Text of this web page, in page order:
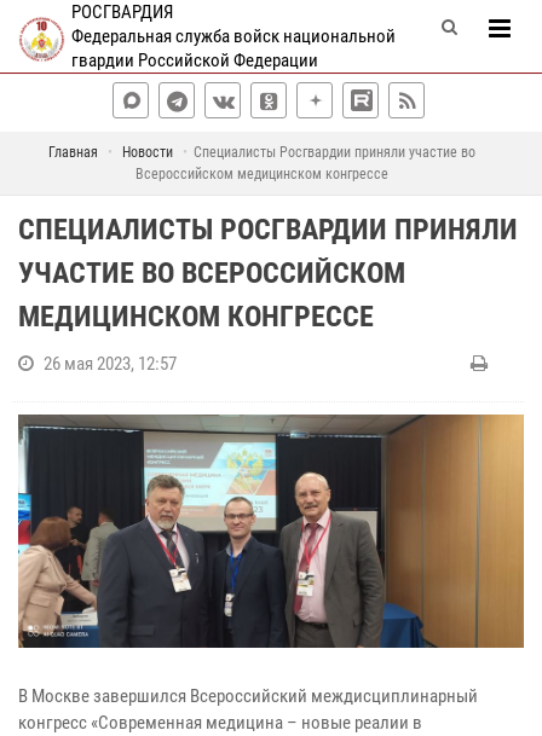
РОСГВАРДИЯ
Федеральная служба войск национальной
гвардии Российской Федерации
Главная Новости
Специалисты Росгвардии приняли участие во
Всероссийском медицинском конгрессе
СПЕЦИАЛИСТЫ РОСГВАРДИИ ПРИНЯЛИ
УЧАСТИЕ ВО ВСЕРОССИЙСКОМ
МЕДИЦИНСКОМ КОНГРЕССЕ
26 мая 2023, 12:57
В Москве завершился Всероссийский междисциплинарный
конгресс «Современная медицина – новые реалии в